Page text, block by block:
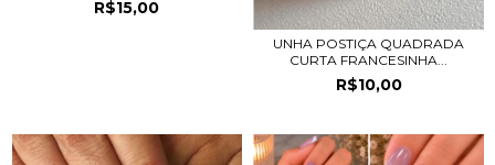
R$15,00
UNHA POSTIÇA QUADRADA
CURTA FRANCESINHA...
R$10,00